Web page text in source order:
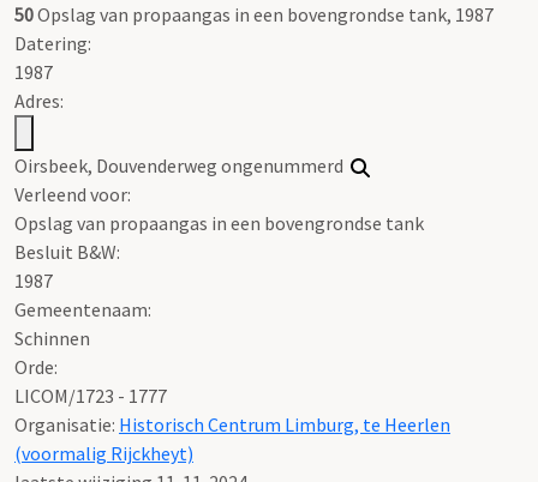
50Opslag van propaangas in een bovengrondse tank, 1987
Datering:
1987
Adres:
Oirsbeek, Douvenderweg ongenummerd
Verleend voor:
Opslag van propaangas in een bovengrondse tank
Besluit B&W:
1987
Gemeentenaam:
Schinnen
Orde:
LICOM/1723 - 1777
Organisatie: Historisch Centrum Limburg, te Heerlen
(voormalig Rijckheyt)